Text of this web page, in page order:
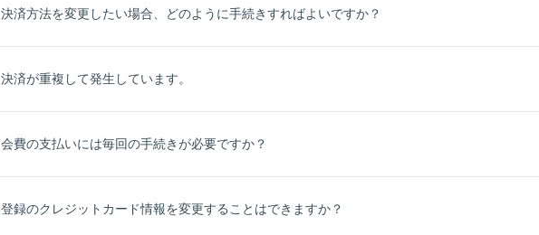
決済方法を変更したい場合、どのように手続きすればよいですか？
決済が重複して発生しています。
会費の支払いには毎回の手続きが必要ですか？
登録のクレジットカード情報を変更することはできますか？